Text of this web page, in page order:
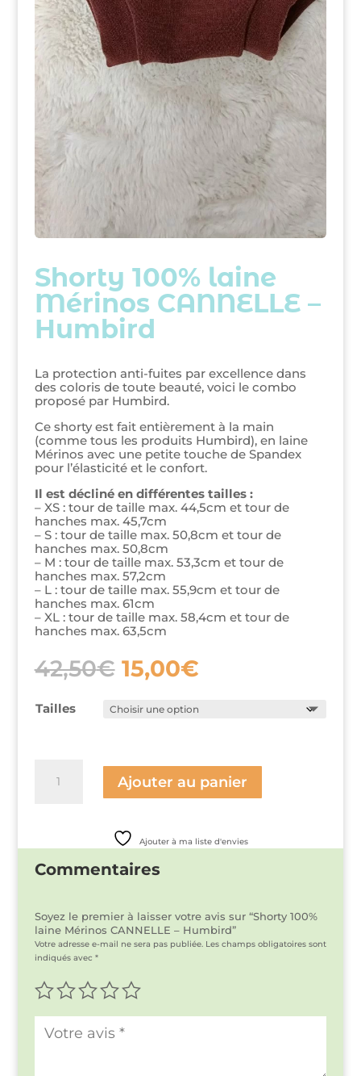
Shorty 100% laine
Mérinos CANNELLE –
Humbird
La protection anti-fuites par excellence dans
des coloris de toute beauté, voici le combo
proposé par Humbird.
Ce shorty est fait entièrement à la main
(comme tous les produits Humbird), en laine
Mérinos avec une petite touche de Spandex
pour l’élasticité et le confort.
Il est décliné en différentes tailles :
– XS : tour de taille max. 44,5cm et tour de
hanches max. 45,7cm
– S : tour de taille max. 50,8cm et tour de
hanches max. 50,8cm
– M : tour de taille max. 53,3cm et tour de
hanches max. 57,2cm
– L : tour de taille max. 55,9cm et tour de
hanches max. 61cm
– XL : tour de taille max. 58,4cm et tour de
hanches max. 63,5cm
42,50€ Le
prix
était :
42,50€.
15,00€Le
prix
est :
Tailles
CANNELLE
-
Humbird
Ajouter au panier
Ajouter à ma liste d'envies
Commentaires
Soyez le premier à laisser votre avis sur “Shorty 100%
laine Mérinos CANNELLE – Humbird”
Votre adresse e-mail ne sera pas publiée. Les champs obligatoires sont
indiqués avec *